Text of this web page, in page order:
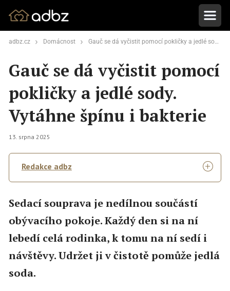
adbz.cz Domácnost Gauč se dá vyčistit pomocí pokličky a jedlé sody. Vytáhne špínu i bakterie
Gauč se dá vyčistit pomocí
pokličky a jedlé sody.
Vytáhne špínu i bakterie
13. srpna 2025
Redakce adbz
Sedací souprava je nedílnou součástí
obývacího pokoje. Každý den si na ní
lebedí celá rodinka, k tomu na ní sedí i
návštěvy. Udržet ji v čistotě pomůže jedlá
soda.